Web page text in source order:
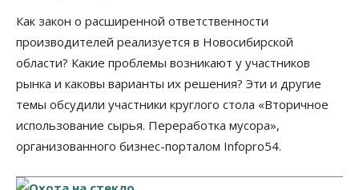
Как закон о расширенной ответственности
производителей реализуется в Новосибирской
области? Какие проблемы возникают у участников
рынка и каковы варианты их решения? Эти и другие
темы обсудили участники круглого стола «Вторичное
использование сырья. Переработка мусора»,
организованного бизнес-порталом Infopro54.